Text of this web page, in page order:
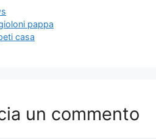
pappa
casa
un commento